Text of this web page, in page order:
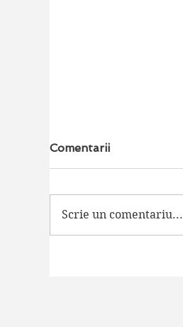
Comentarii
Scrie un comentariu...